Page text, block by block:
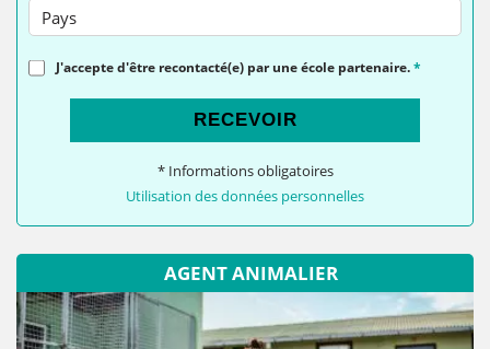
Pays
J'accepte d'être recontacté(e) par une école partenaire.*
RECEVOIR
* Informations obligatoires
Utilisation des données personnelles
AGENT ANIMALIER